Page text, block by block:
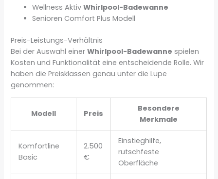
Wellness AktivWhirlpool-Badewanne
Senioren Comfort Plus Modell
Preis-Leistungs-Verhältnis
Bei der Auswahl einerWhirlpool-Badewanne spielen
Kosten und Funktionalität eine entscheidende Rolle. Wir
haben die Preisklassen genau unter die Lupe
genommen:
Modell Preis
Besondere
Merkmale
Komfortline
Basic
2.500
€
Einstieghilfe,
rutschfeste
Oberfläche